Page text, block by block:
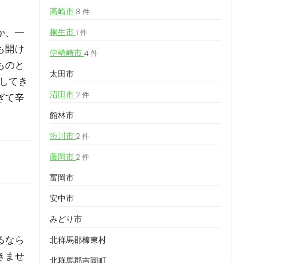
、一
開け
のと
てき
て辛
なら
ませ
高崎市 8 件
桐生市 1 件
伊勢崎市 4 件
太田市
沼田市 2 件
館林市
渋川市 2 件
藤岡市 2 件
富岡市
安中市
みどり市
北群馬郡榛東村